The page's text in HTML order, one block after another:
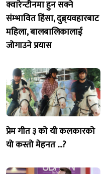
क्वारेन्टीनमा हुन सक्ने
संम्भावित हिंसा, दुब्र्यवहारबाट
महिला, बालबालिकालाई
जोगाउने प्रयास
प्रेम गीत ३ को यी कलकारको
यो कस्तो मेहनत …?